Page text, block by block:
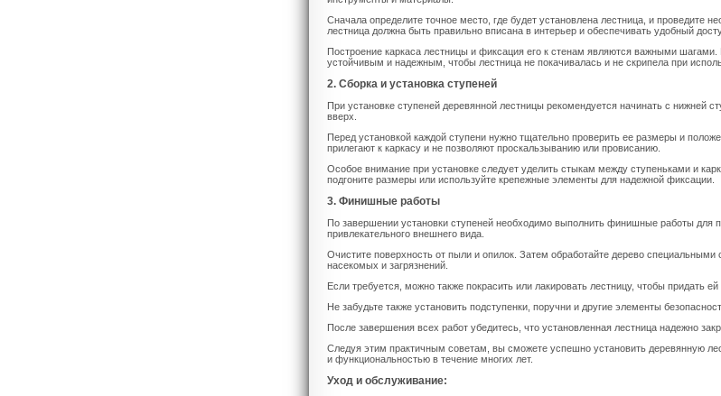
Сначала определите точное место, где будет установлена лестница, и проведите
лестница должна быть правильно вписана в интерьер и обеспечивать удобный
Построение каркаса лестницы и фиксация его к стенам являются важными шагами.
устойчивым и надежным, чтобы лестница не покачивалась и не скрипела при
2. Сборка и установка ступеней
При установке ступеней деревянной лестницы рекомендуется начинать с нижней
вверх.
Перед установкой каждой ступени нужно тщательно проверить ее размеры и
прилегают к каркасу и не позволяют проскальзыванию или провисанию.
Особое внимание при установке следует уделить стыкам между ступеньками и
подгоните размеры или используйте крепежные элементы для надежной фиксации.
3. Финишные работы
По завершении установки ступеней необходимо выполнить финишные работы для
привлекательного внешнего вида.
Очистите поверхность от пыли и опилок. Затем обработайте дерево специальными
насекомых и загрязнений.
Если требуется, можно также покрасить или лакировать лестницу, чтобы придать
Не забудьте также установить подступенки, поручни и другие элементы
После завершения всех работ убедитесь, что установленная лестница надежно
Следуя этим практичным советам, вы сможете успешно установить деревянную
и функциональностью в течение многих лет.
Уход и обслуживание: